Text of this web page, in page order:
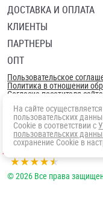
ДОСТАВКА И ОПЛАТА
КЛИЕНТЫ
ПАРТНЕРЫ
ОПТ
Пользовательское
Политика в отношении
Согласие посетителя
© 2026 Все права
На сайте
пользовательских
Cookie в соответствии с
пользовательских
сохранение Cookie в